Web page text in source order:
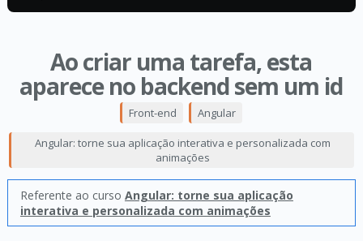
Ao criar uma tarefa, esta
aparece no backend sem um id
Front-end Angular
Angular: torne sua aplicação interativa e personalizada com
animações
Referente ao curso Angular: torne sua aplicação
interativa e personalizada com animações